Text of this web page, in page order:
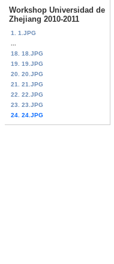
Workshop Universidad de
Zhejiang 2010-2011
1. 1.JPG
18. 18.JPG
19. 19.JPG
20. 20.JPG
21. 21.JPG
22. 22.JPG
23. 23.JPG
24. 24.JPG